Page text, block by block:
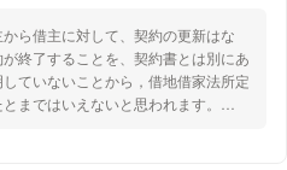
ます。
約書を交わしてきました。
、ご迷惑をお掛けしたした事はありま
ら借主に対して、契約の更新はな
終了することを、契約書とは別にあ
ていないことから，借地借家法所定
まではいえないと思われます。